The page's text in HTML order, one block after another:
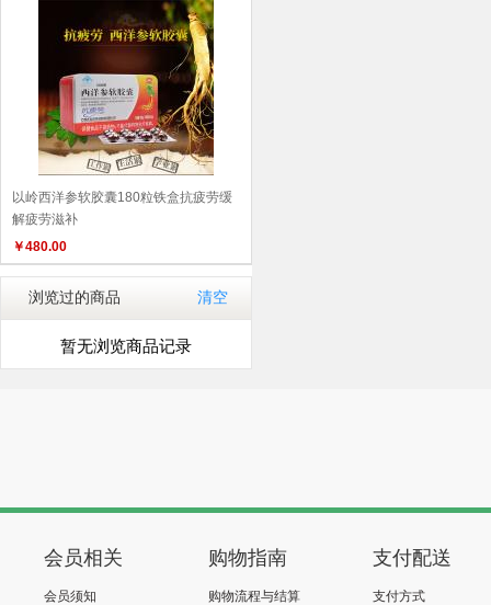
以岭西洋参软胶囊180粒铁盒抗疲劳缓
解疲劳滋补
￥480.00
浏览过的商品 清空
暂无浏览商品记录
会员相关
会员须知
购物指南
购物流程与结算
支付配送
支付方式